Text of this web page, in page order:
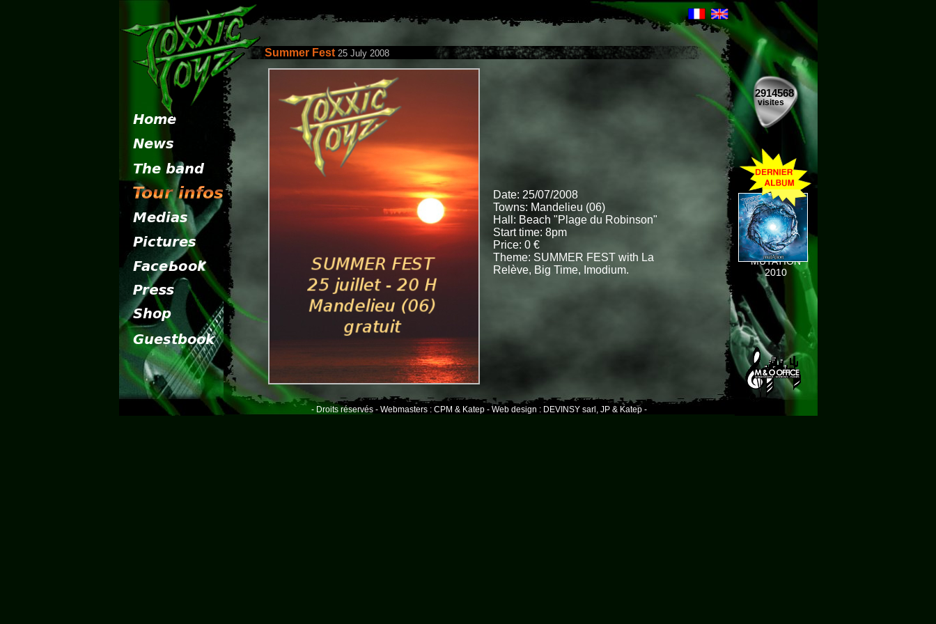
2914568
visites
MUTATION
2010
Summer Fest 25 July 2008
Date: 25/07/2008
Towns: Mandelieu (06)
Hall: Beach "Plage du Robinson"
Start time: 8pm
Price: 0 €
Theme: SUMMER FEST with La
Relève, Big Time, Imodium.
- Droits réservés - Webmasters : CPM & Katep - Web design : DEVINSY sarl, JP & Katep -